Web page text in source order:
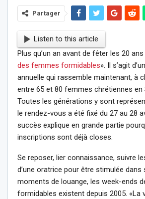
Partager
Listen to this article
Plus qu’un an avant de fêter les 20 ans
des femmes formidables». Il s’agit
annuelle qui rassemble maintenant, à
entre 65 et 80 femmes chrétiennes en
Toutes les générations y sont
le rendez-vous a été fixé du 27 au 28
succès explique en grande partie
inscriptions sont déjà closes.
Se reposer, lier connaissance, suivre
d’une oratrice pour être stimulée
moments de louange, les week-ends
formidables existent depuis 2005. «La